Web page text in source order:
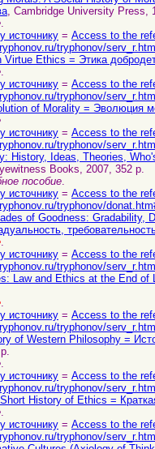
, Cambridge University Press,
источнику = Access to the
tryphonov/
Virtue Ethics = Этика
источнику = Access to the
tryphonov/
of Morality = Эволюция
источнику = Access to the
tryphonov/
History, Ideas, Theories,
Books, 2007, 352 p.
пособие
источнику = Access to the
tryphonov/
of Goodness: Gradability,
источнику = Access to the
tryphonov/
Law and Ethics at the End of
источнику = Access to the
tryphonov/
of Western Philosophy =
источнику = Access to the
tryphonov/
History of Ethics =
источнику = Access to the
tryphonov/